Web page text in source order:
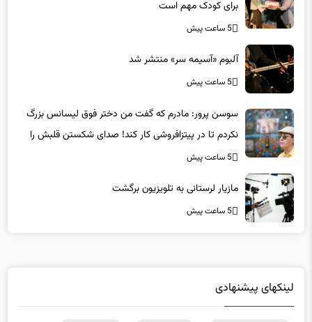
5 ساعت پیش
5 ساعت پیش
نکردم تا در پیتزافروشی کار کند! صدای شکستن قلبش را
شنیدم
5 ساعت پیش
5 ساعت پیش
دانلود رایگان نرم افزار